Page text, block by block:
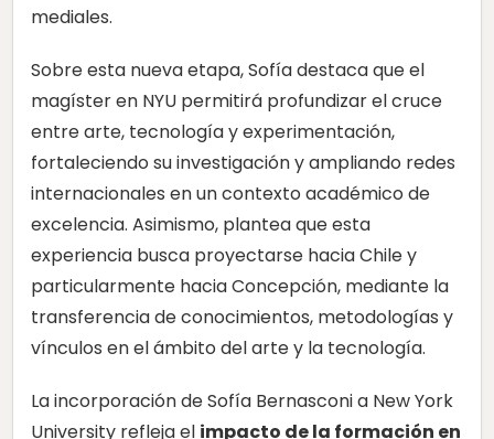
mediales.
Sobre esta nueva etapa, Sofía destaca que el
magíster en NYU permitirá profundizar el cruce
entre arte, tecnología y experimentación,
fortaleciendo su investigación y ampliando redes
internacionales en un contexto académico de
excelencia. Asimismo, plantea que esta
experiencia busca proyectarse hacia Chile y
particularmente hacia Concepción, mediante la
transferencia de conocimientos, metodologías y
vínculos en el ámbito del arte y la tecnología.
La incorporación de Sofía Bernasconi a New York
University refleja el impacto de la formación en